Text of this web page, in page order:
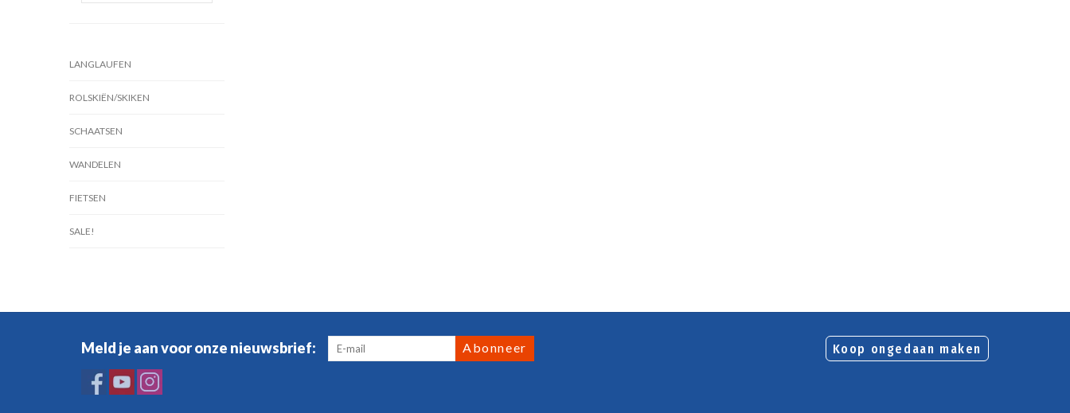
LANGLAUFEN
ROLSKIËN/SKIKEN
SCHAATSEN
WANDELEN
FIETSEN
SALE!
Meld je aan voor onze nieuwsbrief: Abonneer Koop ongedaan maken